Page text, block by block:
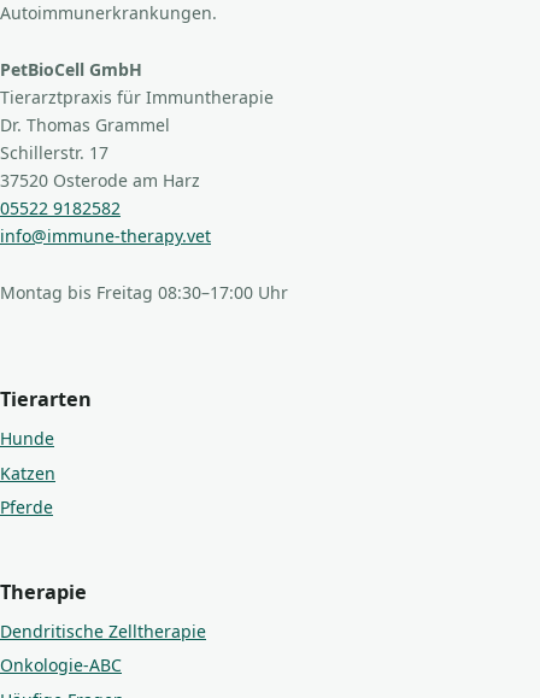
Autoimmunerkrankungen.
PetBioCell GmbH
Tierarztpraxis für Immuntherapie
Dr. Thomas Grammel
Schillerstr. 17
37520 Osterode am Harz
05522 9182582
info@immune-therapy.vet
Montag bis Freitag 08:30–17:00 Uhr
Tierarten
Hunde
Katzen
Pferde
Therapie
Dendritische Zelltherapie
Onkologie-ABC